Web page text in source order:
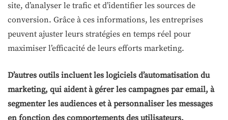
site, d’analyser le trafic et d’identifier les sources de
conversion. Grâce à ces informations, les entreprises
peuvent ajuster leurs stratégies en temps réel pour
maximiser l’efficacité de leurs efforts marketing.
D’autres outils incluent les logiciels d’automatisation du
marketing, qui aident à gérer les campagnes par email, à
segmenter les audiences et à personnaliser les messages